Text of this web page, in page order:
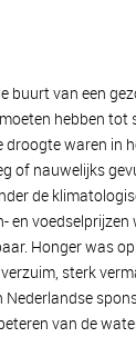
buurt van een
hebben tot
droogte waren in
of nauwelijks
de
en
Honger was
sterk
Nederlandse
van de